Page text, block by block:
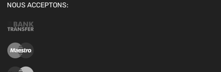
NOUS ACCEPTONS: